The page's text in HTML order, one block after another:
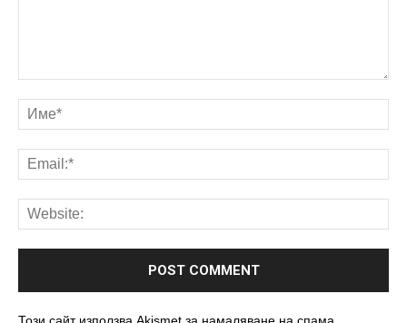
Този сайт използва Akismet за намаляване на спама.